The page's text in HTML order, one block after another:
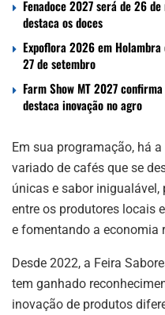
Fenadoce 2027 será de 26
destaca os doces
Expoflora 2026 em
27 de setembro
Farm Show MT 2027
destaca inovação no agro
Em sua programação, há
variado de cafés que se
únicas e sabor
entre os produtores locais
e fomentando a economia
Desde 2022, a Feira
tem ganhado
inovação de produtos